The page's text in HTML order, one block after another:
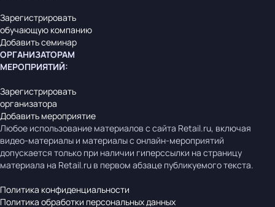
Зарегистрировать
обучающую компанию
Добавить семинар
ОРГАНИЗАТОРАМ
МЕРОПРИЯТИЙ:
Зарегистрировать
организатора
Добавить мероприятие
Любое использование материалов с сайта Retail.ru, включая
видео-материалы и материалы с онлайн-мероприятий
допускается только при наличии гиперссылки на страницу
материала на Retail.ru в первом абзаце публикуемого текста.
Политика конфиденциальности
Политика обработки персональных данных